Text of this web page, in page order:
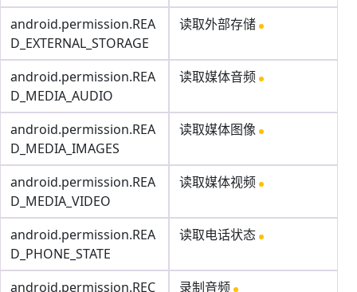
android.permission.REA
D_EXTERNAL_STORAGE
读取外部存储
android.permission.REA
D_MEDIA_AUDIO
读取媒体音频
android.permission.REA
D_MEDIA_IMAGES
读取媒体图像
android.permission.REA
D_MEDIA_VIDEO
读取媒体视频
android.permission.REA
D_PHONE_STATE
读取电话状态
android.permission.REC
录制音频